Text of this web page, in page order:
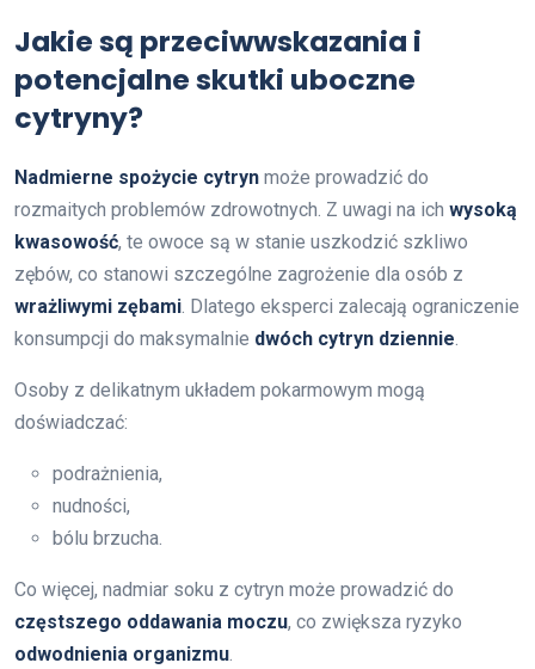
Jakie są przeciwwskazania i
potencjalne skutki uboczne
cytryny?
Nadmierne spożycie cytryn może prowadzić do
rozmaitych problemów zdrowotnych. Z uwagi na ich wysoką
kwasowość, te owoce są w stanie uszkodzić szkliwo
zębów, co stanowi szczególne zagrożenie dla osób z
wrażliwymi zębami . Dlatego eksperci zalecają ograniczenie
konsumpcji do maksymalnie dwóch cytryn dziennie
Osoby z delikatnym układem pokarmowym mogą
doświadczać:
podrażnienia,
nudności,
bólu brzucha.
Co więcej, nadmiar soku z cytryn może prowadzić do
częstszego oddawania moczu, co zwiększa ryzyko
odwodnienia organizmu